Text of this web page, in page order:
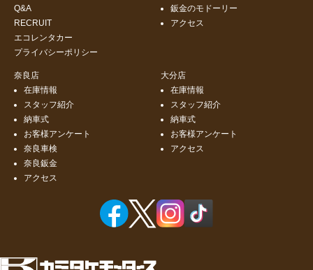
Q&A
RECRUIT
エコレンタカー
プライバシーポリシー
鈑金のモドーリー
アクセス
奈良店
在庫情報
スタッフ紹介
納車式
お客様アンケート
奈良車検
奈良鈑金
アクセス
大分店
在庫情報
スタッフ紹介
納車式
お客様アンケート
アクセス